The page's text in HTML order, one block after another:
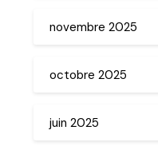
novembre 2025
octobre 2025
juin 2025